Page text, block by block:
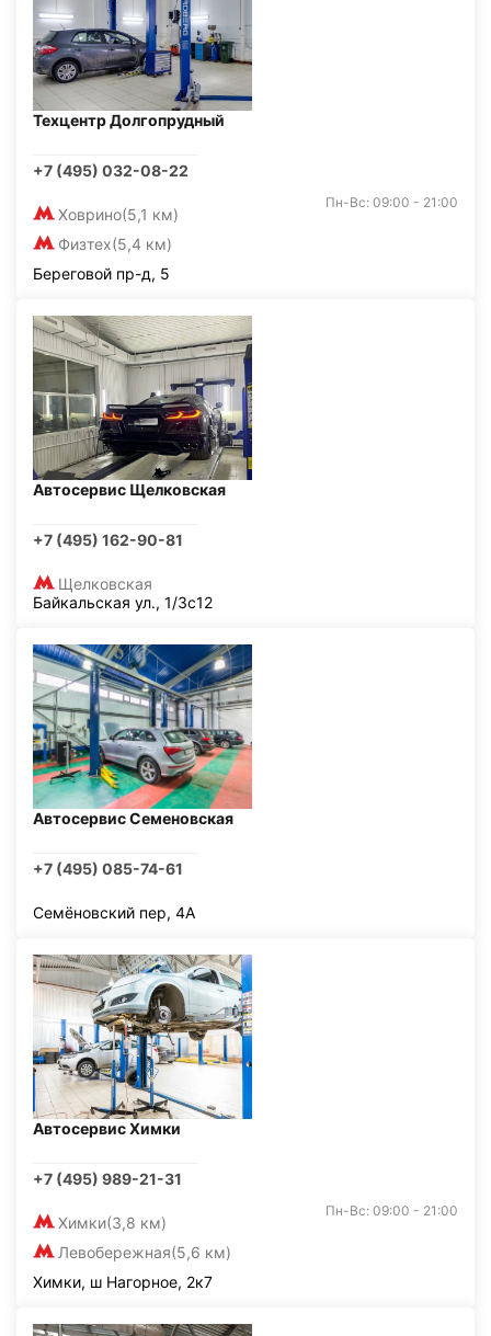
Техцентр Долгопрудный
+7 (495) 032-08-22
Ховрино(5,1 км)
Физтех(5,4 км)
Пн-Вс: 09:00 - 21:00
Береговой пр-д, 5
Автосервис Щелковская
+7 (495) 162-90-81
Щелковская
Байкальская ул., 1/3с12
Автосервис Семеновская
+7 (495) 085-74-61
Семёновский пер, 4А
Автосервис Химки
+7 (495) 989-21-31
Химки(3,8 км)
Левобережная(5,6 км)
Пн-Вс: 09:00 - 21:00
Химки, ш Нагорное, 2к7